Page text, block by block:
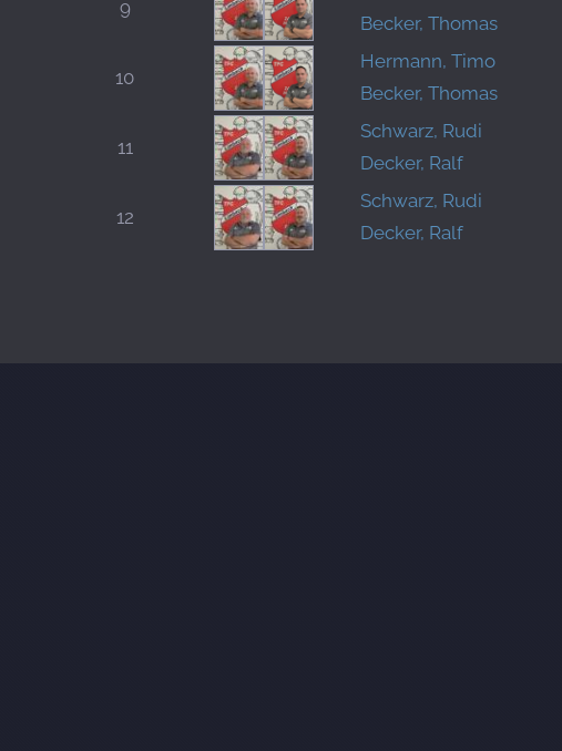
9
Becker, Thomas
10
Hermann, Timo
Becker, Thomas
11
Schwarz, Rudi
Decker, Ralf
12
Schwarz, Rudi
Decker, Ralf